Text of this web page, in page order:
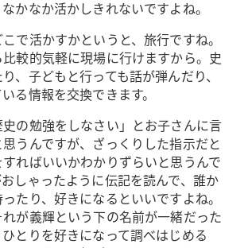
かなか活かしきれないですよね。
で活かすかというと、旅行ですね。
較的気軽に現場に行けますから。史
、子どもと行っても話が弾んだり、
る情報を交換できます。
の勉強をしなさい」とお子さんに言
うんですが、ざっくりした指示だと
ればいいかわかりずらいと思うんで
しゃったように伝記を読んで、誰か
たり、好きになるといいですよね。
が義輝という下の名前が一緒だった
とりを好きになって調べはじめる